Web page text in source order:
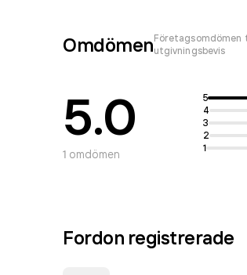
OmdömenFöretagsomdömen
utgivningsbevis
5.0
1 omdömen
5
4
3
2
1
Fordon registrerade